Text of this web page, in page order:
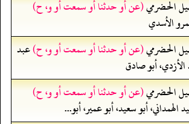
الحضرمي(عن أو حدثنا أو سمعت أو و، ح)
الأسدي
الحضرمي(عن أو حدثنا أو سمعت أو و، ح)عبد
الأزدي، أبو صادق
الحضرمي(عن أو حدثنا أو سمعت أو و، ح)
الهمداني، أبو سعيد، أبو عمير، أبو...